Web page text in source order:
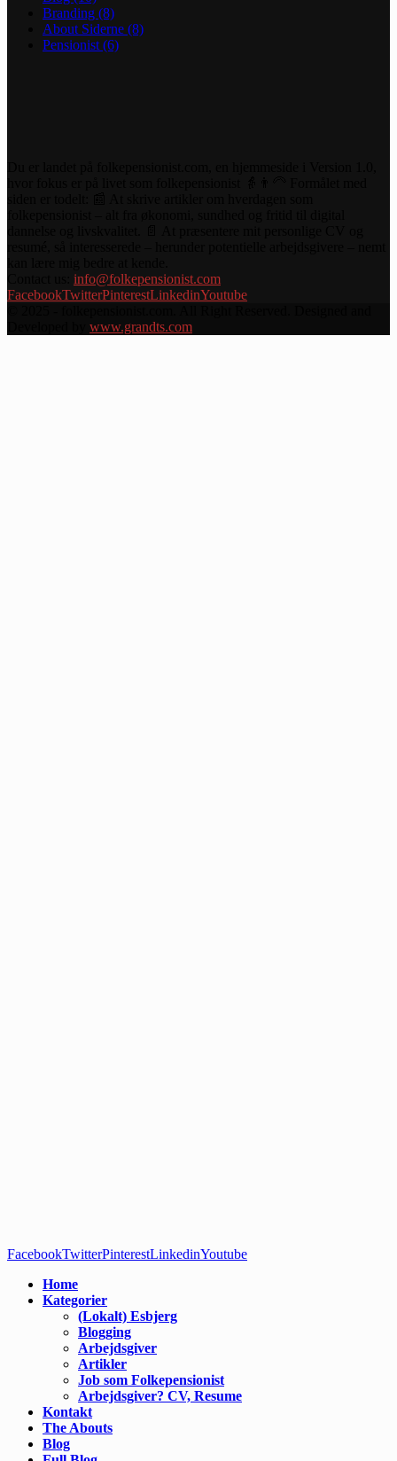
Branding (8)
About Siderne (8)
Pensionist (6)
info@folkepensionist.com
FacebookTwitterPinterestLinkedinYoutube
www.grandts.com
FacebookTwitterPinterestLinkedinYoutube
Home
Kategorier
(Lokalt) Esbjerg
Blogging
Arbejdsgiver
Artikler
Job som Folkepensionist
Arbejdsgiver? CV, Resume
Kontakt
The Abouts
Blog